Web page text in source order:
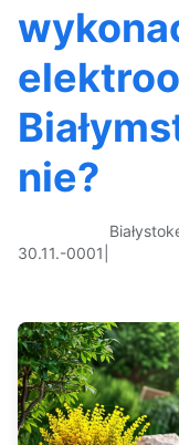
nie?
30.11.-0001
Białystok